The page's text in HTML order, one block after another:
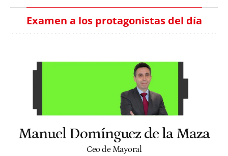
Examen a los protagonistas del día
Manuel Domínguez de la Maza
Ceo de Mayoral